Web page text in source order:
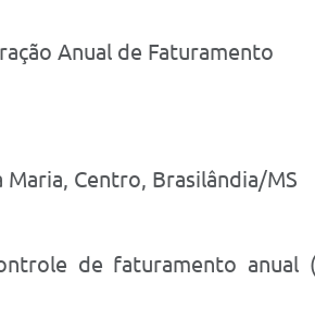
Anual de Faturamento
Maria, Centro, Brasilândia/MS
de faturamento